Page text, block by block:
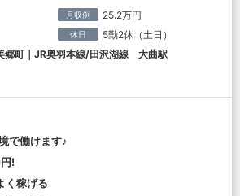
月収例 25.2万円
休日 5勤2休（土日）
郷町｜JR奥羽本線/田沢湖線 大曲駅
で働けます♪
!
く稼げる